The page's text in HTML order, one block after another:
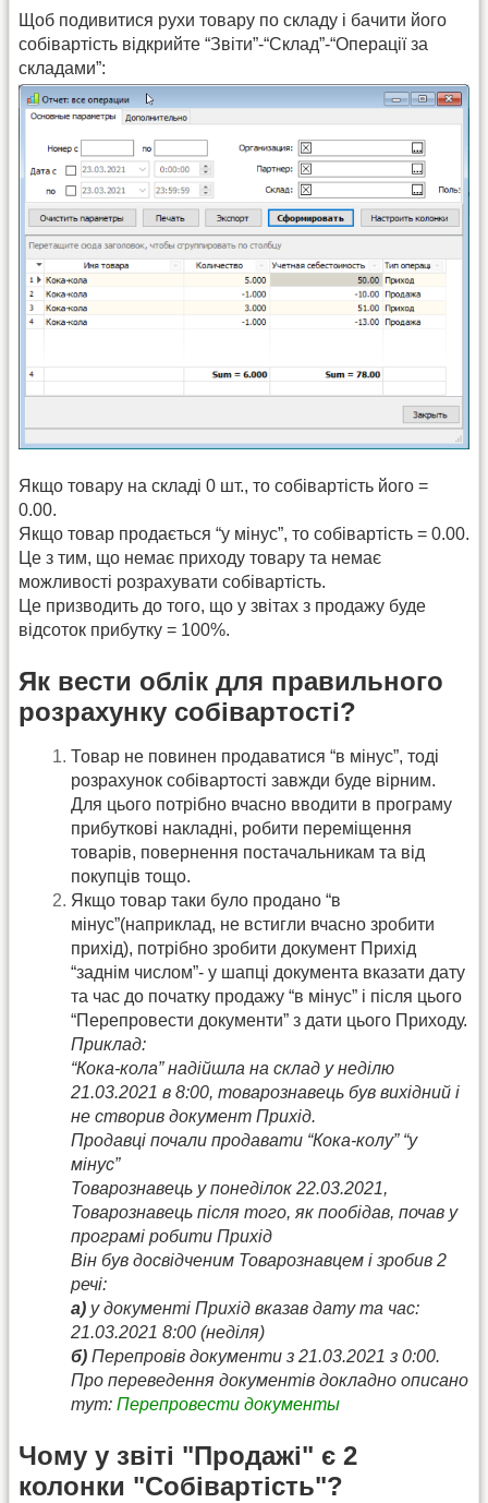
Щоб подивитися рухи товару по складу і бачити його
собівартість відкрийте “Звіти”-“Склад”-“Операції за
складами”:
Якщо товару на складі 0 шт., то собівартість його =
0.00.
Якщо товар продається “у мінус”, то собівартість = 0.00.
Це з тим, що немає приходу товару та немає
можливості розрахувати собівартість.
Це призводить до того, що у звітах з продажу буде
відсоток прибутку = 100%.
Як вести облік для правильного
розрахунку собівартості?
Товар не повинен продаватися “в мінус”, тоді
розрахунок собівартості завжди буде вірним.
Для цього потрібно вчасно вводити в програму
прибуткові накладні, робити переміщення
товарів, повернення постачальникам та від
покупців тощо.
Якщо товар таки було продано “в
мінус”(наприклад, не встигли вчасно зробити
прихід), потрібно зробити документ Прихід
“заднім числом”- у шапці документа вказати дату
та час до початку продажу “в мінус” і після цього
“Перепровести документи” з дати цього Приходу.
Приклад:
“Кока-кола” надійшла на склад у неділю
21.03.2021 в 8:00, товарознавець був вихідний і
не створив документ Прихід.
Продавці почали продавати “Кока-колу” “у
мінус”
Товарознавець у понеділок 22.03.2021,
Товарознавець після того, як пообідав, почав у
програмі робити Прихід
Він був досвідченим Товарознавцем і зробив 2
речі:
а) у документі Прихід вказав дату та час:
21.03.2021 8:00 (неділя)
б) Перепровів документи з 21.03.2021 з 0:00.
Про переведення документів докладно описано
тут: Перепровести документы
Чому у звіті "Продажі" є 2
колонки "Собівартість"?